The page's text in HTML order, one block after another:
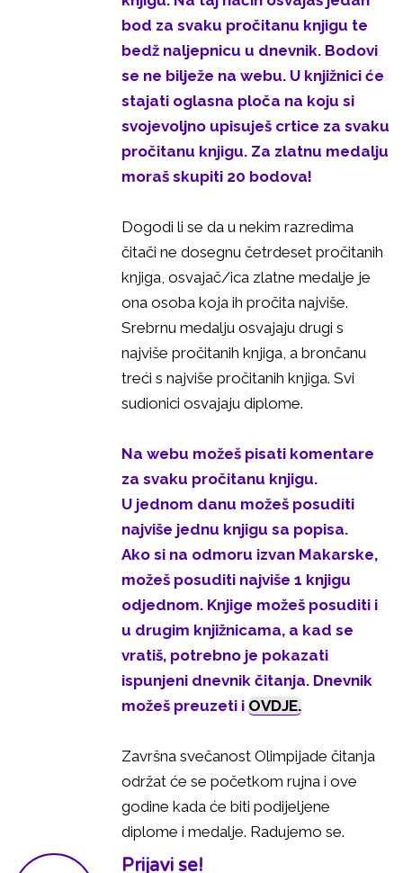
bod za svaku pročitanu knjigu te
bedž naljepnicu u dnevnik. Bodovi
se ne bilježe na webu. U knjižnici će
stajati oglasna ploča na koju si
svojevoljno upisuješ crtice za svaku
pročitanu knjigu. Za zlatnu medalju
moraš skupiti 20 bodova!
Dogodi li se da u nekim razredima
čitači ne dosegnu četrdeset pročitanih
knjiga, osvajač/ica zlatne medalje je
ona osoba koja ih pročita najviše.
Srebrnu medalju osvajaju drugi s
najviše pročitanih knjiga, a brončanu
treći s najviše pročitanih knjiga. Svi
sudionici osvajaju diplome.
Na webu možeš pisati komentare
za svaku pročitanu knjigu.
U jednom danu možeš posuditi
najviše jednu knjigu sa popisa.
Ako si na odmoru izvan Makarske,
možeš posuditi najviše 1 knjigu
odjednom. Knjige možeš posuditi i
u drugim knjižnicama, a kad se
vratiš, potrebno je pokazati
ispunjeni dnevnik čitanja. Dnevnik
možeš preuzeti i OVDJE.
Završna svečanost Olimpijade čitanja
održat će se početkom rujna i ove
godine kada će biti podijeljene
diplome i medalje. Radujemo se.
Prijavi se!